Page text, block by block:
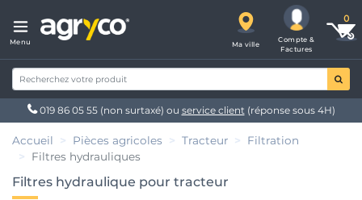
Menu Ma ville
Compte &
Factures
019 86 05 55 (non surtaxé) ou service client(réponse sous 4H)
Accueil Pièces agricoles Tracteur
Filtration
Filtres hydrauliques
Filtres hydraulique pour tracteur